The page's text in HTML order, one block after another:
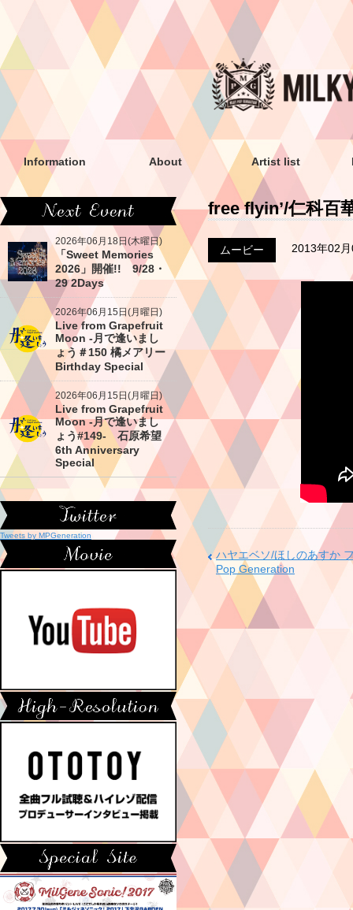
Information About Artist list
free flyin’/仁科
ムービー 2013年02
ハヤエベソ/ほしのあすか
Pop Generation
2026年06月18日(木曜日)
「Sweet Memories
2026」開催!! 9/28・
29 2Days
2026年06月15日(月曜日)
Live from Grapefruit
Moon -月で逢いまし
ょう＃150 橘メアリー
Birthday Special
2026年06月15日(月曜日)
Live from Grapefruit
Moon -月で逢いまし
ょう#149- 石原希望
6th Anniversary
Special
Tweets by MPGeneration